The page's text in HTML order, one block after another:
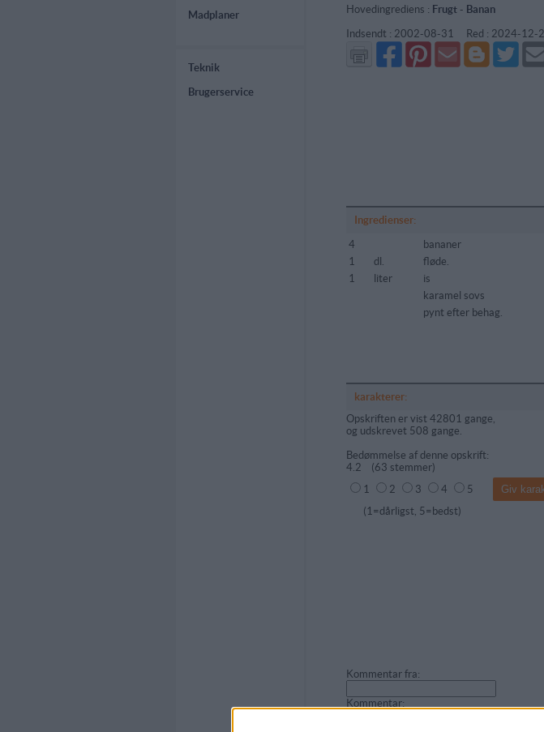
Madplaner
Teknik
Brugerservice
Hovedingrediens : Frugt- Banan
Indsendt : 2002-08-31 Red : 2024-12-
Del
på
Facebook
Del
på
Pinterest
Send
via
GMail
Del
på
Blogger
Del
på
Twitter
Send
mail
Ingredienser:
4
bananer
1
dl.
fløde.
1
liter
is
karamel sovs
pynt efter behag.
karakterer:
Opskriften er vist 42801 gange,
og udskrevet 508 gange.
Bedømmelse af denne opskrift:
4.2 (63 stemmer)
1
2 3 4
5
(1=dårligst, 5=bedst)
Kommentar fra:
Kommentar: